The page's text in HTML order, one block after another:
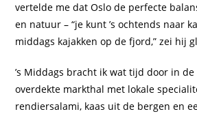
vertelde me dat Oslo de perfecte
en natuur – “je kunt ’s ochtends naar
middags kajakken op de fjord,” zei hij
’s Middags bracht ik wat tijd door in de
overdekte markthal met lokale
rendiersalami, kaas uit de bergen en